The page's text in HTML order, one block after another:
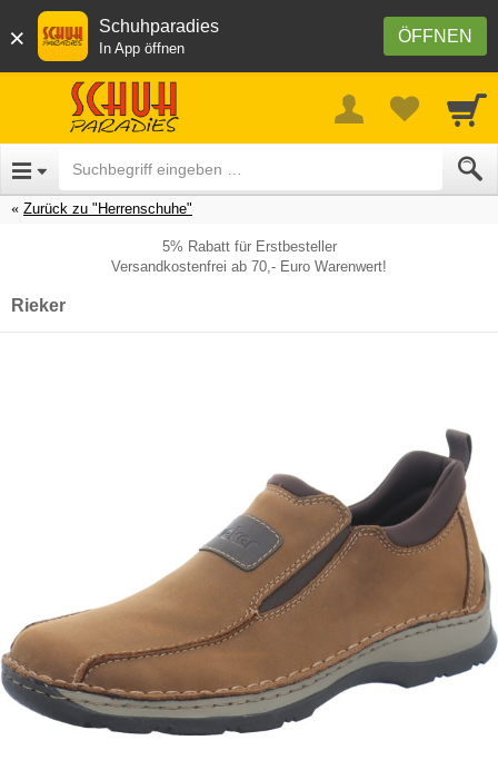
× ÖFFNEN
Schuhparadies
In App öffnen
Zurück zu "Herrenschuhe"
5% Rabatt für Erstbesteller
Versandkostenfrei ab 70,- Euro Warenwert!
Rieker